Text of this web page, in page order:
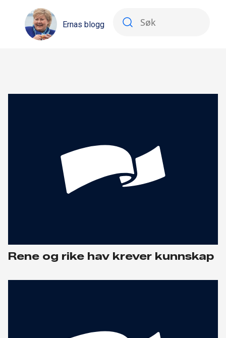
Ernas blogg
Rene og rike hav krever kunnskap